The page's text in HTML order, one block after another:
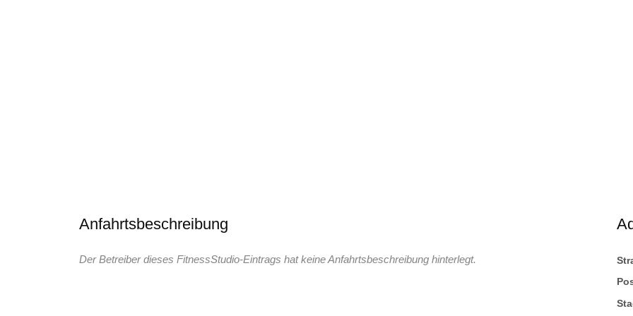
Anfahrtsbeschreibung
Der Betreiber dieses FitnessStudio-Eintrags hat keine Anfahrtsbeschreibung hinterlegt.